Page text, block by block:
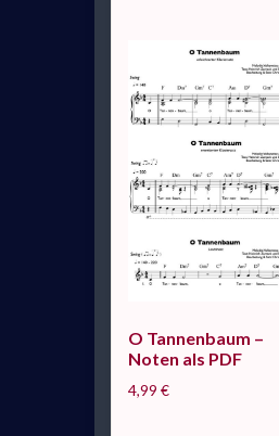
O Tannenbaum –
Noten als PDF
4,99 €